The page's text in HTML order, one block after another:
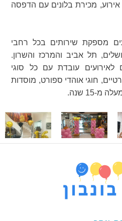
מכירת בלונים עם הדפסה
מספקת שירותים בכל רחבי
תל אביב והמרכז והשרון.
לאירועים עובדת עם כל סוגי
חוגי אוהדי ספורט, מוסדות
מ-15 שנה.